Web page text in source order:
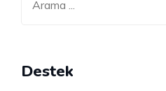
Destek